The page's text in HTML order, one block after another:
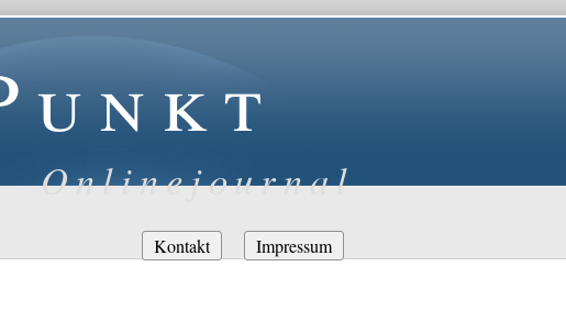
Onlinejournal
Navigation
überspringen
Kontakt Impressum